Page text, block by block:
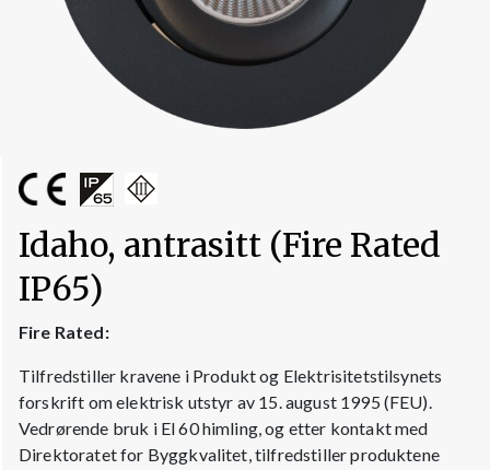
Idaho, antrasitt (Fire Rated
IP65)
Fire Rated:
Tilfredstiller kravene i Produkt og Elektrisitetstilsynets
forskrift om elektrisk utstyr av 15. august 1995 (FEU).
Vedrørende bruk i El 60 himling, og etter kontakt med
Direktoratet for Byggkvalitet, tilfredstiller produktene